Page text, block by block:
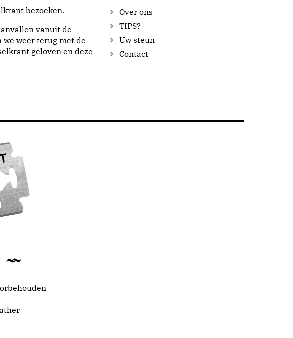
bezoeken.
vanuit de
weer terug met de
geloven en deze
Over ons
TIPS?
Uw steun
Contact